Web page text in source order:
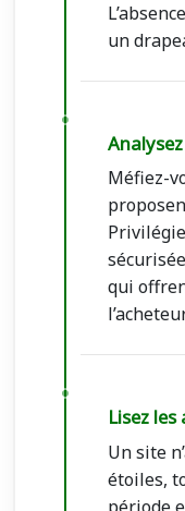
un
Méfiez-
qui
Lisez
Un site
étoiles,
période